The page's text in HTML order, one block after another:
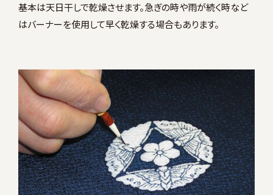
基本は天日干しで乾燥させます。急ぎの時や雨が続く時など
はバーナーを使用して早く乾燥する場合もあります。